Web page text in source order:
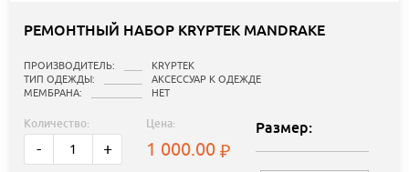
РЕМОНТНЫЙ НАБОР KRYPTEK MANDRAKE
ПРОИЗВОДИТЕЛЬ:
KRYPTEK
ТИП ОДЕЖДЫ:
АКСЕССУАР К ОДЕЖДЕ
МЕМБРАНА:
НЕТ
Количество:
- +
Цена:
1 000.00
Размер: